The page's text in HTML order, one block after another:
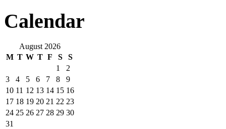
Calendar
August 2026
M T W T F S
S
1
2
3
4 5 6 7 8
9
10 11 12 13 14 15 16
17 18 19 20 21 22 23
24 25 26 27 28 29 30
31